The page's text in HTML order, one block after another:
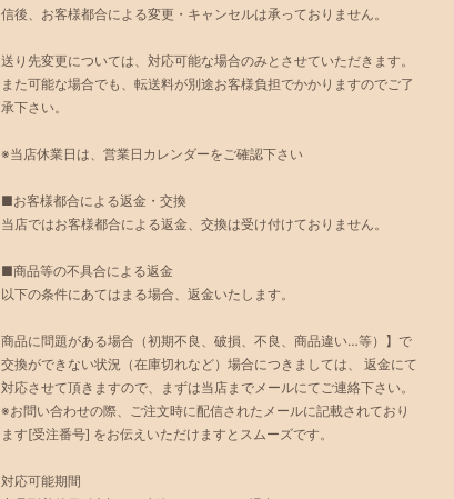
信後、お客様都合による変更・キャンセルは承っておりません。
送り先変更については、対応可能な場合のみとさせていただきます。
また可能な場合でも、転送料が別途お客様負担でかかりますのでご了
承下さい。
※当店休業日は、営業日カレンダーをご確認下さい
■お客様都合による返金・交換
当店ではお客様都合による返金、交換は受け付けておりません。
■商品等の不具合による返金
以下の条件にあてはまる場合、返金いたします。
商品に問題がある場合（初期不良、破損、不良、商品違い…等）】で
交換ができない状況（在庫切れなど）場合につきましては、 返金にて
対応させて頂きますので、まずは当店までメールにてご連絡下さい。
※お問い合わせの際、ご注文時に配信されたメールに記載されており
ます[受注番号] をお伝えいただけますとスムーズです。
対応可能期間